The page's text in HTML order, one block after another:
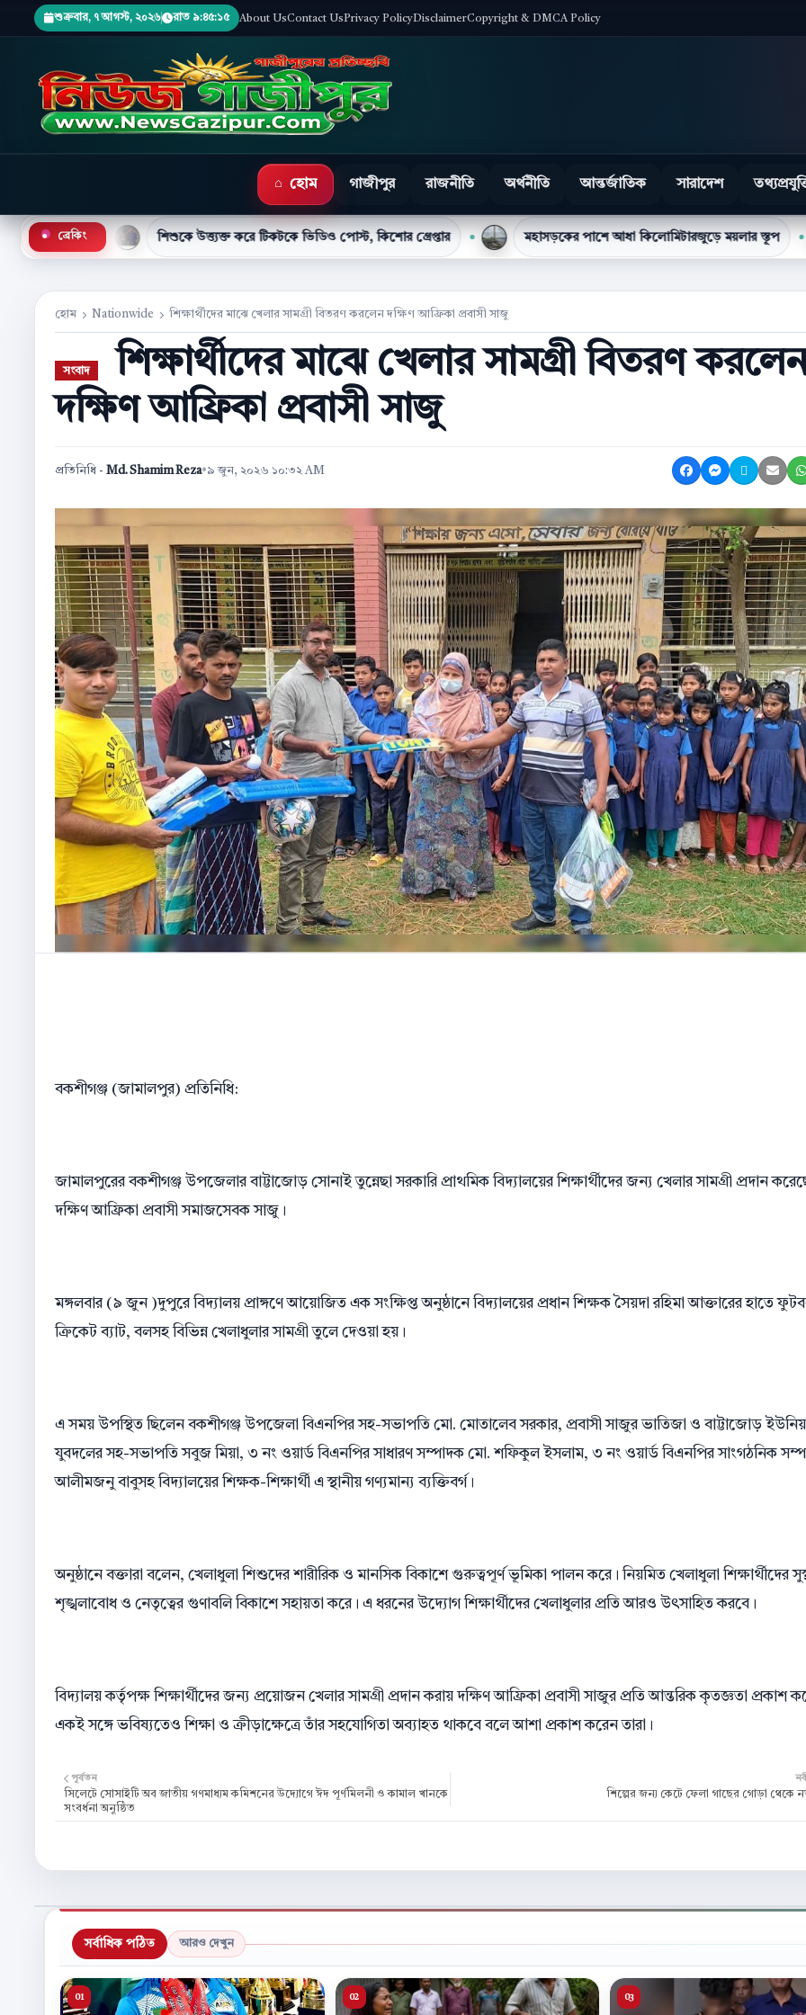
শুক্রবার, ৭ আগস্ট, ২০২৬ রাত ৯:৪৫:১৬ About UsContact UsPrivacy PolicyDisclaimerCopyright & DMCA Policy
হোম গাজীপুর রাজনীতি অর্থনীতি আন্তর্জাতিক সারাদেশ
● ব্রেকিংশিশুকে উত্ত্যক্ত করে টিকটকে ভিডিও পোস্ট, কিশোর গ্রেপ্তার মহাসড়কের পাশে আধা কিলোমিটারজুড়ে ময়লার স্তূপ
হোম Nationwide শিক্ষার্থীদের মাঝে খেলার সামগ্রী বিতরণ করলেন দক্ষিণ আফ্রিকা প্রবাসী সাজু
শিক্ষার্থীদের মাঝে খেলার সামগ্রী বিতরণ
দক্ষিণ আফ্রিকা প্রবাসী সাজু
প্রতিনিধি - Md. Shamim Reza•৯ জুন, ২০২৬ ১০:৩২ AM Share on Facebook
Share onShare on
বকশীগঞ্জ (জামালপুর) প্রতিনিধি:
জামালপুরের বকশীগঞ্জ উপজেলার বাট্টাজোড় সোনাই তুন্নেছা সরকারি প্রাথমিক বিদ্যালয়ের শিক্ষার্থীদের জন্য খেলার সামগ্রী প্রদান
দক্ষিণ আফ্রিকা প্রবাসী সমাজসেবক সাজু।
মঙ্গলবার (৯ জুন )দুপুরে বিদ্যালয় প্রাঙ্গণে আয়োজিত এক সংক্ষিপ্ত অনুষ্ঠানে বিদ্যালয়ের প্রধান শিক্ষক সৈয়দা রহিমা আক্তারের হাতে
ক্রিকেট ব্যাট, বলসহ বিভিন্ন খেলাধুলার সামগ্রী তুলে দেওয়া হয়।
এ সময় উপস্থিত ছিলেন বকশীগঞ্জ উপজেলা বিএনপির সহ-সভাপতি মো. মোতালেব সরকার, প্রবাসী সাজুর ভাতিজা ও বাট্টাজোড়
যুবদলের সহ-সভাপতি সবুজ মিয়া, ৩ নং ওয়ার্ড বিএনপির সাধারণ সম্পাদক মো. শফিকুল ইসলাম, ৩ নং ওয়ার্ড বিএনপির সাংগঠনিক
আলীমজনু বাবুসহ বিদ্যালয়ের শিক্ষক-শিক্ষার্থী এ স্থানীয় গণ্যমান্য ব্যক্তিবর্গ।
অনুষ্ঠানে বক্তারা বলেন, খেলাধুলা শিশুদের শারীরিক ও মানসিক বিকাশে গুরুত্বপূর্ণ ভূমিকা পালন করে। নিয়মিত খেলাধুলা শিক্ষার্থীদের
শৃঙ্খলাবোধ ও নেতৃত্বের গুণাবলি বিকাশে সহায়তা করে। এ ধরনের উদ্যোগ শিক্ষার্থীদের খেলাধুলার প্রতি আরও উৎসাহিত করবে।
বিদ্যালয় কর্তৃপক্ষ শিক্ষার্থীদের জন্য প্রয়োজন খেলার সামগ্রী প্রদান করায় দক্ষিণ আফ্রিকা প্রবাসী সাজুর প্রতি আন্তরিক কৃতজ্ঞতা প্রকাশ
একই সঙ্গে ভবিষ্যতেও শিক্ষা ও ক্রীড়াক্ষেত্রে তাঁর সহযোগিতা অব্যাহত থাকবে বলে আশা প্রকাশ করেন তারা।
শিল্পের জন্য কেটে ফেলা গাছের গোড়া থেকে
পূর্বতন
সিলেটে সোসাইটি অব জাতীয় গণমাধ্যম কমিশনের উদ্যোগে ঈদ পূর্ণমিলনী ও কামাল খানকে
সংবর্ধনা অনুষ্ঠিত
সর্বাধিক পঠিত আরও দেখুন